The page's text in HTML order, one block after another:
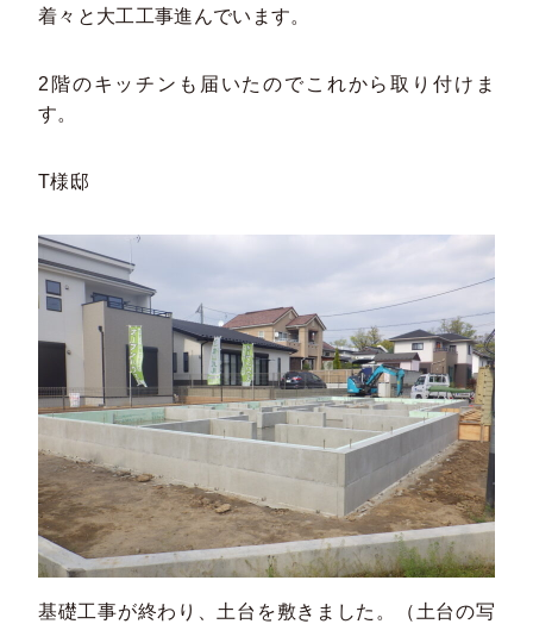
着々と大工工事進んでいます。
2階のキッチンも届いたのでこれから取り付けま
す。
T様邸
基礎工事が終わり、土台を敷きました。（土台の写